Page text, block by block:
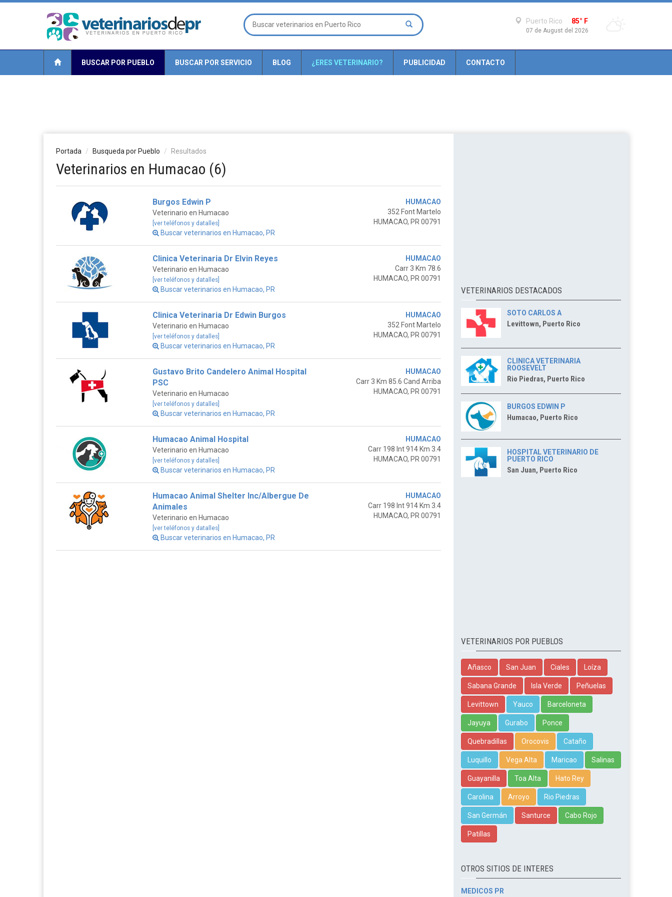
Puerto Rico 85° F
07 de August del 2026
BUSCAR POR PUEBLO BUSCAR POR SERVICIO BLOG ¿ERES VETERINARIO? PUBLICIDAD CONTACTO
Portada Busqueda por Pueblo Resultados
Veterinarios en Humacao (6)
Burgos Edwin P
Veterinario en Humacao
[ver teléfonos y datalles]
Buscar veterinarios en Humacao, PR
HUMACAO
352 Font Martelo
HUMACAO, PR 00791
Clinica Veterinaria Dr Elvin Reyes
Veterinario en Humacao
[ver teléfonos y datalles]
Buscar veterinarios en Humacao, PR
HUMACAO
Carr 3 Km 78.6
HUMACAO, PR 00791
Clinica Veterinaria Dr Edwin Burgos
Veterinario en Humacao
[ver teléfonos y datalles]
Buscar veterinarios en Humacao, PR
HUMACAO
352 Font Martelo
HUMACAO, PR 00791
Gustavo Brito Candelero Animal Hospital
PSC
Veterinario en Humacao
[ver teléfonos y datalles]
Buscar veterinarios en Humacao, PR
HUMACAO
Carr 3 Km 85.6 Cand Arriba
HUMACAO, PR 00791
Humacao Animal Hospital
Veterinario en Humacao
[ver teléfonos y datalles]
Buscar veterinarios en Humacao, PR
HUMACAO
Carr 198 Int 914 Km 3.4
HUMACAO, PR 00791
Humacao Animal Shelter Inc/Albergue De
Animales
Veterinario en Humacao
[ver teléfonos y datalles]
Buscar veterinarios en Humacao, PR
HUMACAO
Carr 198 Int 914 Km 3.4
HUMACAO, PR 00791
VETERINARIOS DESTACADOS
SOTO CARLOS A
Levittown, Puerto Rico
CLINICA VETERINARIA
ROOSEVELT
Rio Piedras, Puerto Rico
BURGOS EDWIN P
Humacao, Puerto Rico
HOSPITAL VETERINARIO DE
PUERTO RICO
San Juan, Puerto Rico
VETERINARIOS POR PUEBLOS
Añasco San Juan Ciales Loíza
Sabana Grande Isla Verde Peñuelas
Levittown Yauco Barceloneta
Jayuya Gurabo Ponce
Quebradillas Orocovis Cataño
Luquillo Vega Alta Maricao Salinas
Guayanilla Toa Alta Hato Rey
Carolina Arroyo Rio Piedras
San Germán Santurce Cabo Rojo
Patillas
OTROS SITIOS DE INTERES
MEDICOS PR